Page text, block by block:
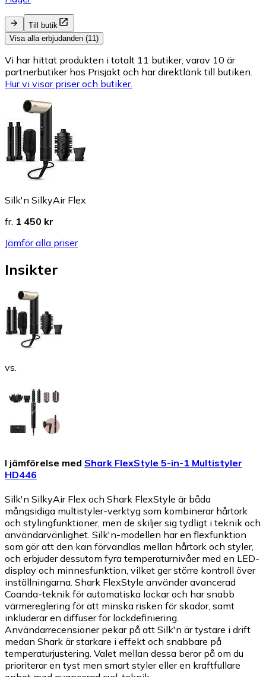
Till butik
Visa alla erbjudanden (11)
Vi har hittat produkten i totalt 11 butiker, varav 10 är
partnerbutiker hos Prisjakt och har direktlänk till butiken.
Hur vi visar priser och butiker.
Silk'n SilkyAir Flex
fr. 1 450 kr
Jämför alla priser
Insikter
vs.
I jämförelse med Shark FlexStyle 5-in-1 Multistyler
HD446
Silk'n SilkyAir Flex och Shark FlexStyle är båda
mångsidiga multistyler-verktyg som kombinerar hårtork
och stylingfunktioner, men de skiljer sig tydligt i teknik och
användarvänlighet. Silk'n-modellen har en flexfunktion
som gör att den kan förvandlas mellan hårtork och styler,
och erbjuder dessutom fyra temperaturnivåer med en LED-
display och minnesfunktion, vilket ger större kontroll över
inställningarna. Shark FlexStyle använder avancerad
Coanda-teknik för automatiska lockar och har snabb
värmereglering för att minska risken för skador, samt
inkluderar en diffuser för lockdefiniering.
Användarrecensioner pekar på att Silk'n är tystare i drift
medan Shark är starkare i effekt och snabbare på
temperaturjustering. Valet mellan dessa beror på om du
prioriterar en tyst men smart styler eller en kraftfullare